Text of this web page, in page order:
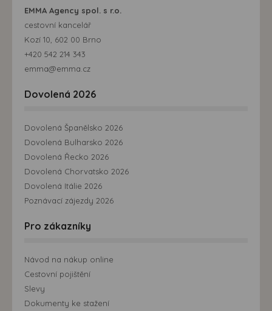
EMMA Agency spol. s r.o.
cestovní kancelář
Kozí 10, 602 00 Brno
+420 542 214 343
emma@emma.cz
Dovolená 2026
Dovolená Španělsko 2026
Dovolená Bulharsko 2026
Dovolená Řecko 2026
Dovolená Chorvatsko 2026
Dovolená Itálie 2026
Poznávací zájezdy 2026
Pro zákazníky
Návod na nákup online
Cestovní pojištění
Slevy
Dokumenty ke stažení